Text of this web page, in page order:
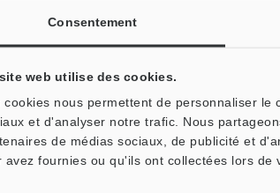
Consentement
web utilise des cookies.
cookies nous permettent de personnaliser
et d'analyser notre trafic. Nous
de médias sociaux, de publicité et
avez fournies ou qu'ils ont collectées lors de
Guides techniques